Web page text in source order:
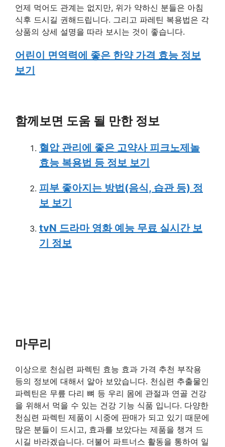
언제 먹어도 관계는 없지만, 위가 약하신 분들은 아침
식후 드시길 권해드립니다. 그리고 파레틴 복용법은 각
상품의 상세 설명을 따라 보시는 것이 좋습니다.
어린이 면역력에 좋은 한약 가격 효능 정보
보기
함께보면 도움 될 만한 정보
혈압 관리에 좋은 고약사 피크노제놀
효능 복용법 등 정보 보기
피부 좋아지는 방법(음식, 습관 등) 정
보 보기
tvN 드라마 영화 예능 무료 실시간 보
기 정보
마무리
이상으로 천심련 파렉틴 효능 효과 가격 추천 부작용
등의 정보에 대해서 알아 보았습니다. 천심련 추출물인
파렉틴은 무릎 다리 뼈 등 우리 몸에 관절과 연골 건강
을 위해서 먹을 수 있는 건강 기능 식품 입니다. 다양한
천심련 파렉틴 제품이 시중에 판매가 되고 있기 때문에
많은 분들이 드시고, 효과를 보았다는 제품을 챙겨 드
시길 바라겠습니다. 더불어 파트너스 활동을 통하여 일